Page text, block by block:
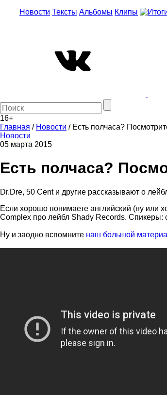
Новости Тексты Альбомы Клипы
16+
Главная / Новости / Есть полчаса?
Новости
05 марта 2015
Есть полчаса?
Dr.Dre, 50 Cent и другие рассказывают о
Если хорошо понимаете английский (ну или
Complex про лейбл Shady Records. Спикеры:
Ну и заодно вспомните наш большой